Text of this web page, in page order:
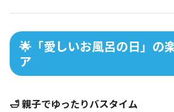
🌟「愛しいお風呂の日」の
ア
🛁 親子でゆったりバスタイム